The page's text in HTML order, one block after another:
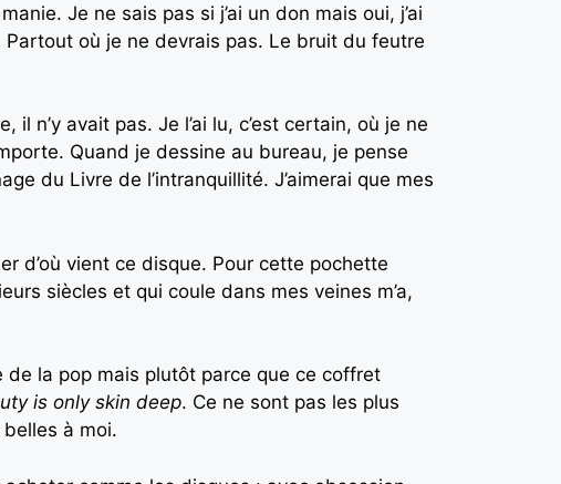
Je ne sais pas si j’ai un don mais oui, j’ai
où je ne devrais pas. Le bruit du feutre
n’y avait pas. Je l’ai lu, c’est certain, où je ne
Quand je dessine au bureau, je pense
du Livre de l’intranquillité. J’aimerai que mes
d’où vient ce disque. Pour cette pochette
siècles et qui coule dans mes veines m’a,
de la pop mais plutôt parce que ce coffret
is only skin deep. Ce ne sont pas les plus
à moi.